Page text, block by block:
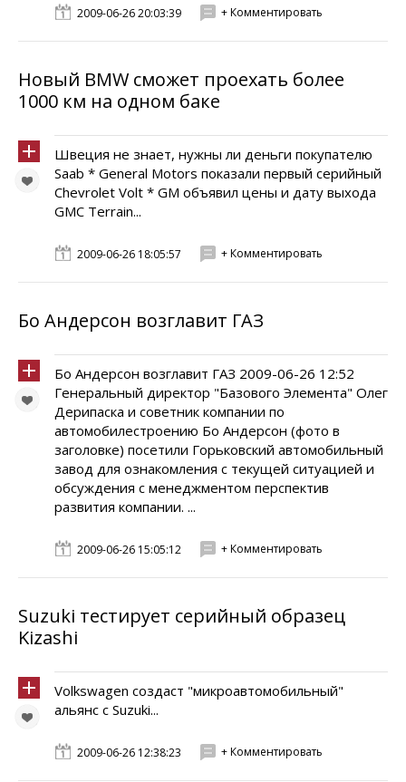
2009-06-26 20:03:39 + Комментировать
Новый BMW сможет проехать более
1000 км на одном баке
Швеция не знает, нужны ли деньги покупателю
Saab * General Motors показали первый серийный
Chevrolet Volt * GM объявил цены и дату выхода
GMC Terrain...
2009-06-26 18:05:57 + Комментировать
Бо Андерсон возглавит ГАЗ
Бо Андерсон возглавит ГАЗ 2009-06-26 12:52
Генеральный директор "Базового Элемента" Олег
Дерипаска и советник компании по
автомобилестроению Бо Андерсон (фото в
заголовке) посетили Горьковский автомобильный
завод для ознакомления с текущей ситуацией и
обсуждения с менеджментом перспектив
развития компании. ...
2009-06-26 15:05:12 + Комментировать
Suzuki тестирует серийный образец
Kizashi
Volkswagen создаст "микроавтомобильный"
альянс с Suzuki...
2009-06-26 12:38:23 + Комментировать